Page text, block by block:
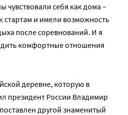
чувствовали себя как дома –
стартам и имели возможность
после соревнований. И я
комфортные отношения
деревне, которую в
президент России Владимир
другой знаменитый